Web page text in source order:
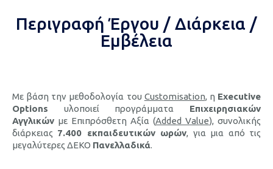
Περιγραφή Έργου / Διάρκεια /
Εμβέλεια
Με βάση την μεθοδολογία του Customisation, η Executive
Options υλοποιεί προγράμματα Επιχειρησιακών
Αγγλικών με Επιπρόσθετη Αξία (Added Value), συνολικής
διάρκειας 7.400 εκπαιδευτικών ωρών, για μια από τις
μεγαλύτερες ΔΕΚΟ Πανελλαδικά.